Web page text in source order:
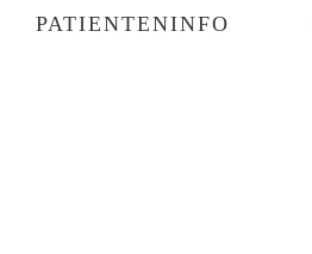
PATIENTENINFO